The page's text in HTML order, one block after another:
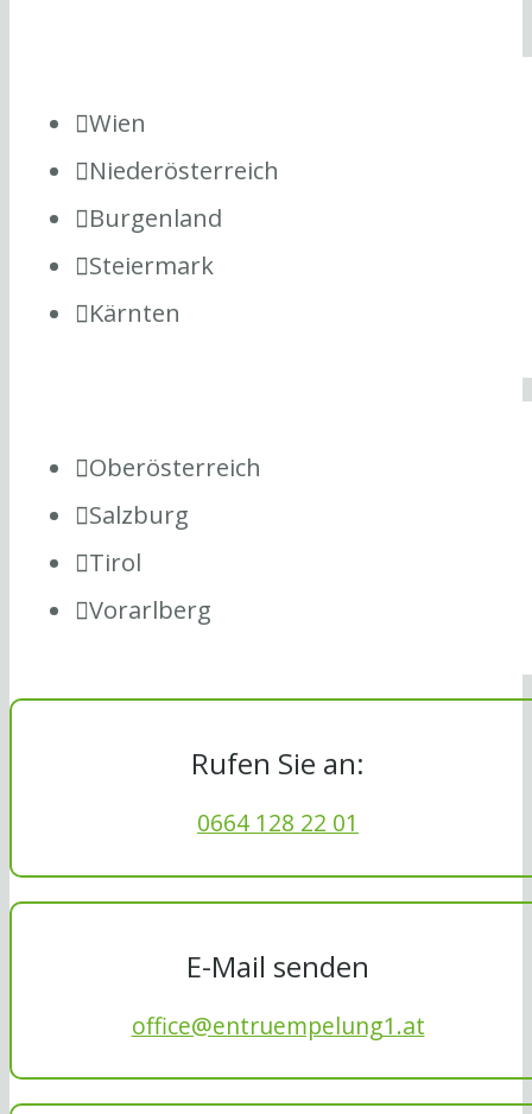
Wien
Niederösterreich
Burgenland
Steiermark
Kärnten
Oberösterreich
Salzburg
Tirol
Vorarlberg
Rufen Sie an:
0664 128 22 01
E-Mail senden
office@entruempelung1.at